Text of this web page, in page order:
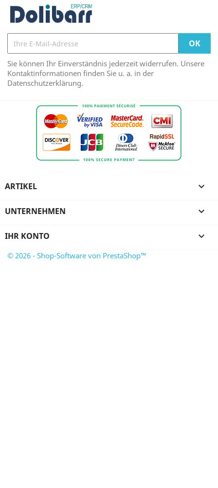
Sie können Ihr Einverständnis jederzeit widerrufen. Unsere
Kontaktinformationen finden Sie u. a. in der
Datenschutzerklärung.
ARTIKEL 
UNTERNEHMEN 
IHR KONTO 
© 2026 - Shop-Software von PrestaShop™